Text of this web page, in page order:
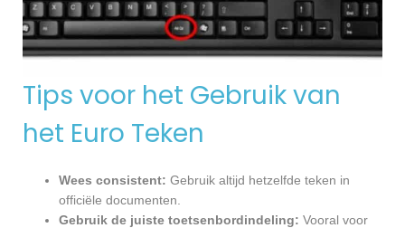
Tips voor het Gebruik van
het Euro Teken
Wees consistent: Gebruik altijd hetzelfde teken in
officiële documenten.
Gebruik de juiste toetsenbordindeling: Vooral voor